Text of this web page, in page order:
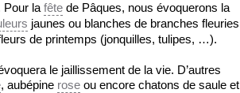
Pour la fête de Pâques, nous évoquerons la
jaunes ou blanches de branches fleuries
de printemps (jonquilles, tulipes, …).
le jaillissement de la vie. D’autres
, aubépine rose ou encore chatons de saule et